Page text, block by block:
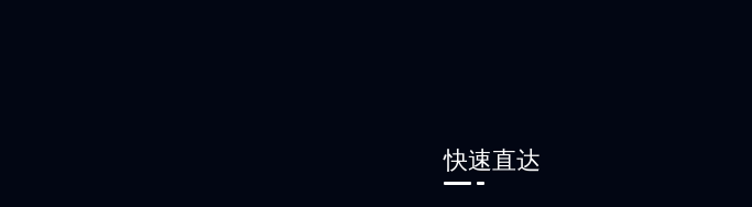
快速直达